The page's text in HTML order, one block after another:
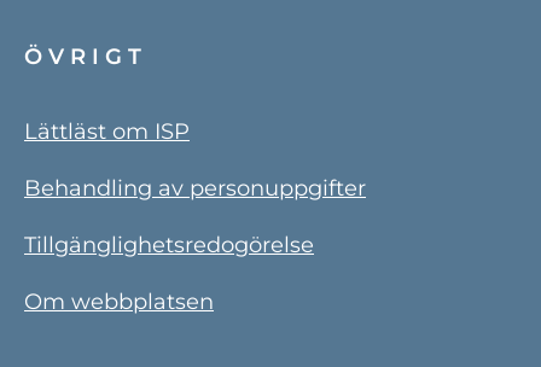
ÖVRIGT
Lättläst om ISP
Behandling av personuppgifter
Tillgänglighetsredogörelse
Om webbplatsen